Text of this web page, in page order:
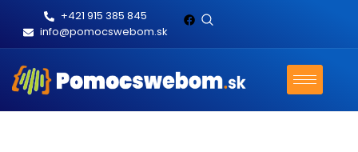
+421 915 385 845
info@pomocswebom.sk